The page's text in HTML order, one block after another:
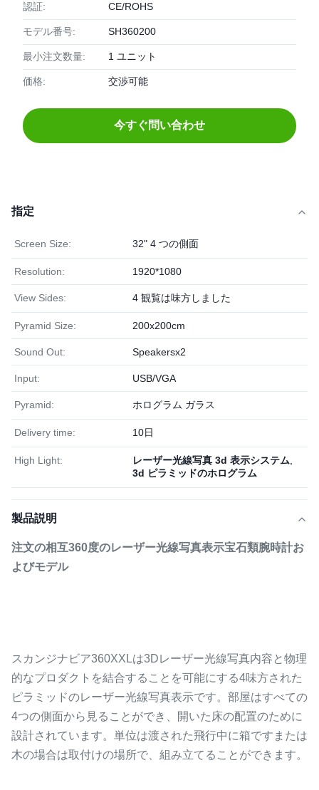
認証: CE/ROHS
モデル番号: SH360200
最小注文数量: 1 ユニット
価格: 交渉可能
今すぐ問い合わせ
指定
Screen Size: 32" 4 つの側面
Resolution: 1920*1080
View Sides: 4 観覧は味方しました
Pyramid Size: 200x200cm
Sound Out: Speakersx2
Input: USB/VGA
Pyramid: ホログラム ガラス
Delivery time: 10日
High Light: レーザー光線写真 3d 表示システム
3d ピラミッドのホログラム
製品説明
注文の相互360度のレーザー光線写真表示宝石類腕時計お
よびモデル
スカンジナビア360XXLは3Dレーザー光線写真内容と物理
的なプロダクトを結合することを可能にする4味方された
ピラミッドのレーザー光線写真表示です。部屋はすべての
4つの側面から見ることができ、開いた床の配置のために
設計されています。単位は渡された飛行中に箱ですまたは
木の場合は取付けの場所で、組み立てることができます。